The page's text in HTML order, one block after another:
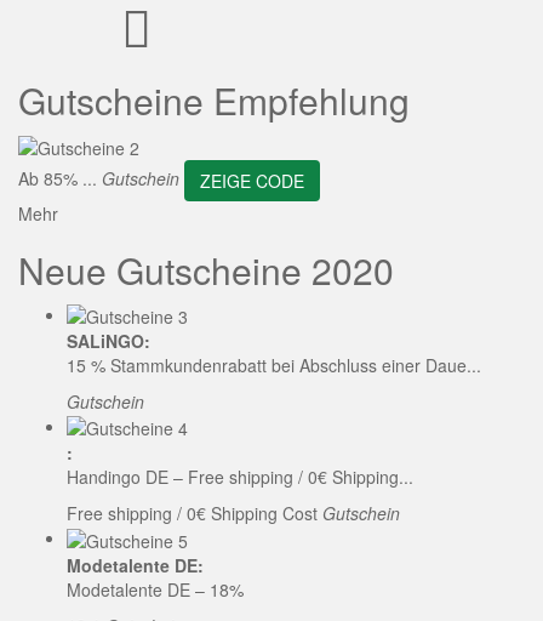
Gutscheine Empfehlung
Ab 85% ... Gutschein
ZEIGE CODE
Mehr
Neue Gutscheine 2020
SALiNGO:
15 % Stammkundenrabatt bei Abschluss einer Daue...
Gutschein
:
Handingo DE – Free shipping / 0€ Shipping...
Free shipping / 0€ Shipping Cost Gutschein
Modetalente DE:
Modetalente DE – 18%